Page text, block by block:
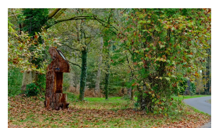
"Haut les mains, peau de lapin", rouge, 2024